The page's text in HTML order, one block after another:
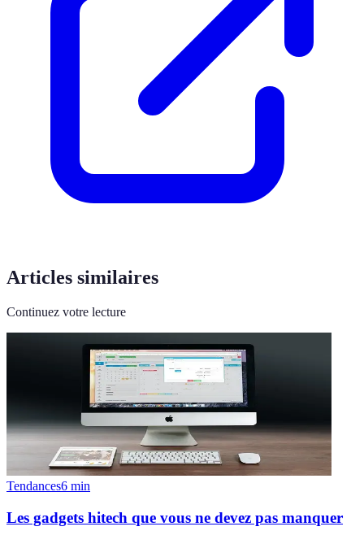
Articles similaires
Continuez votre lecture
Tendances6 min
Les gadgets hitech que vous ne devez pas manquer